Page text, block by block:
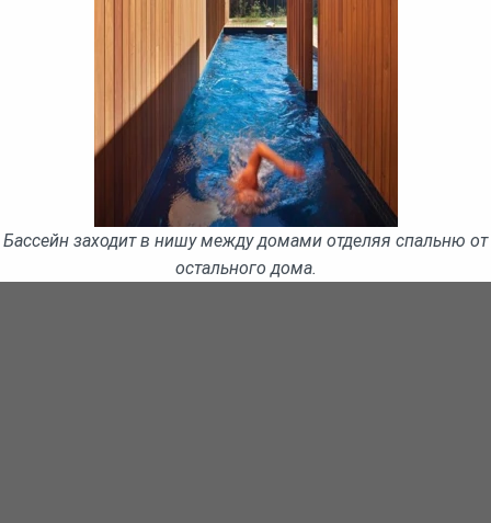
Бассейн заходит в нишу между домами отделяя спальню от
остального дома.